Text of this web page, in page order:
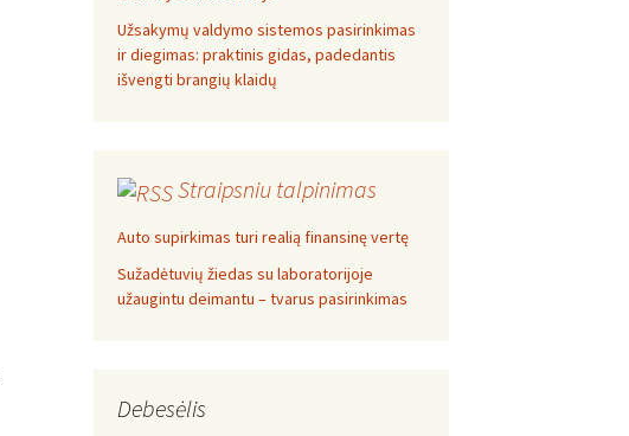
Užsakymų valdymo sistemos pasirinkimas
ir diegimas: praktinis gidas, padedantis
išvengti brangių klaidų
Straipsniu talpinimas
Auto supirkimas turi realią finansinę vertę
Sužadėtuvių žiedas su laboratorijoje
užaugintu deimantu – tvarus pasirinkimas
Debesėlis